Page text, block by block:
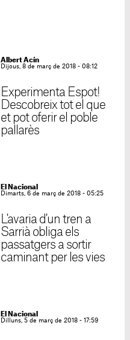
Albert Acín
Dijous, 8 de març de 2018 - 08:12
Experimenta Espot!
Descobreix tot el que
et pot oferir el poble
pallarès
El Nacional
Dimarts, 6 de març de 2018 - 05:25
L'avaria d'un tren a
Sarrià obliga els
passatgers a sortir
caminant per les vies
El Nacional
Dilluns, 5 de març de 2018 - 17:59